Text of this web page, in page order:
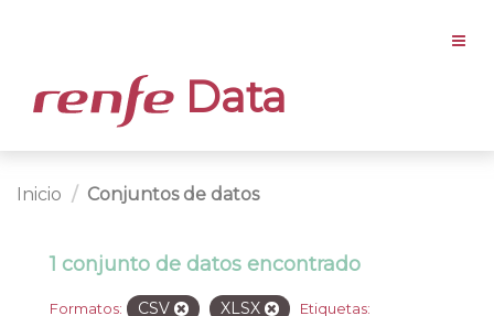
Data
Inicio Conjuntos de datos
1 conjunto de datos encontrado
Formatos: CSV XLSX Etiquetas: